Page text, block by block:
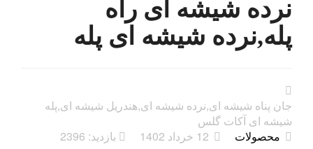
نرده شیشه ای راه
پله,نرده شیشه ای پله
جان پناه شیشه ای,نرده شیشه ای,هندریل شیشه ای,پله
شیشه ای آکات گلس
محصولات 12 خرداد 1402 بازدید: 2396